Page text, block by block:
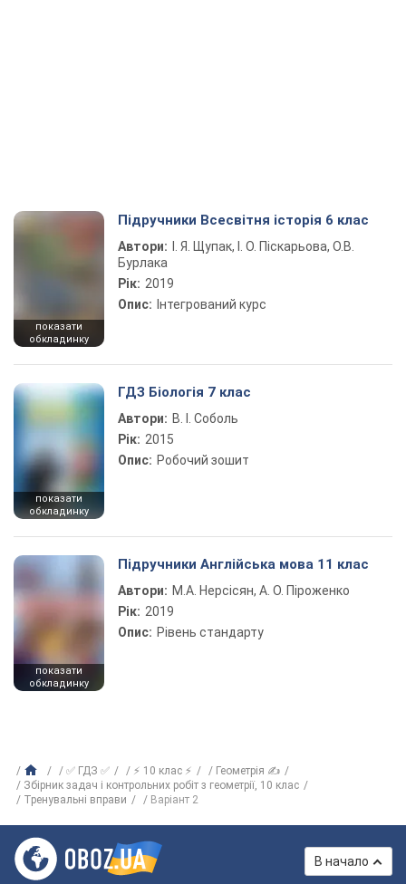
показати
обкладинку
Підручники Всесвітня історія 6 клас
Автори:
І. Я. Щупак, І. О. Піскарьова, О.В.
Бурлака
Рік: 2019
Опис: Інтегрований курс
показати
обкладинку
ГДЗ Біологія 7 клас
Автори: В. І. Соболь
Рік: 2015
Опис: Робочий зошит
показати
обкладинку
Підручники Англійська мова 11 клас
Автори: М.А. Нерсісян, А. О. Піроженко
Рік: 2019
Опис: Рівень стандарту
✅ ГДЗ ✅ ⚡ 10 клас ⚡
Геометрія ✍
Збірник задач і контрольних робіт з геометрії, 10 клас
Тренувальні вправи
Варіант 2
В начало